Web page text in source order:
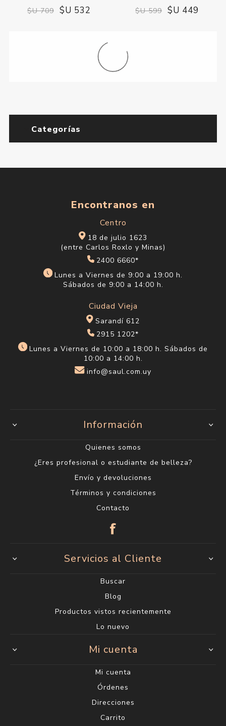
$U 709 $U 532
$U 599 $U 449
Categorías
Encontranos en
Centro
18 de julio 1623
(entre Carlos Roxlo y Minas)
2400 6660*
Lunes a Viernes de 9:00 a 19:00 h.
Sábados de 9:00 a 14:00 h.
Ciudad Vieja
Sarandí 612
2915 1202*
Lunes a Viernes de 10:00 a 18:00 h. Sábados de
10:00 a 14:00 h.
info@saul.com.uy
Información
Quienes somos
¿Eres profesional o estudiante de belleza?
Envío y devoluciones
Términos y condiciones
Contacto
Servicios al Cliente
Buscar
Blog
Productos vistos recientemente
Lo nuevo
Mi cuenta
Mi cuenta
Órdenes
Direcciones
Carrito